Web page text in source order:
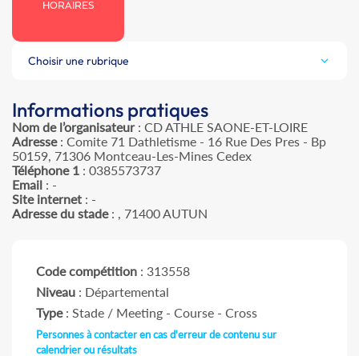
HORAIRES
Choisir une rubrique
Informations pratiques
Nom de l’organisateur: CD ATHLE SAONE-ET-LOIRE
Adresse: Comite 71 Dathletisme - 16 Rue Des Pres - Bp
50159, 71306 Montceau-Les-Mines Cedex
Téléphone 1 : 0385573737
Email : -
Site internet : -
Adresse du stade: , 71400 AUTUN
Code compétition : 313558
Niveau : Départemental
Type: Stade / Meeting - Course - Cross
Personnes à contacter en cas d'erreur de contenu sur
calendrier ou résultats